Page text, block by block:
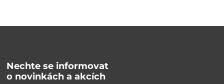
Nechte se informovat
o novinkách a akcích